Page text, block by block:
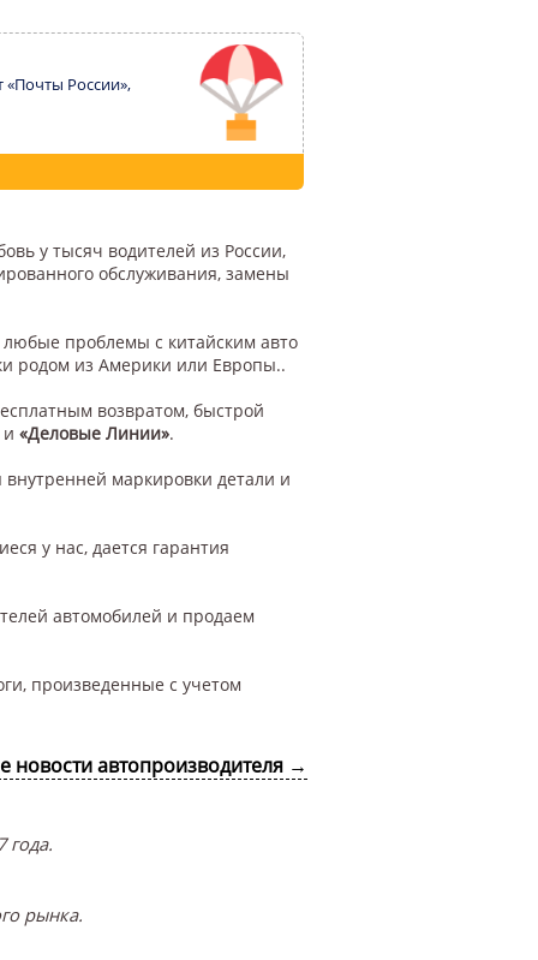
«Почты России»,
у тысяч водителей из России,
обслуживания, замены
проблемы с китайским авто
родом из Америки или Европы..
возвратом, быстрой
и «Деловые Линии».
маркировки детали и
у нас, дается гарантия
автомобилей и продаем
произведенные с учетом
новости автопроизводителя →
года.
рынка.